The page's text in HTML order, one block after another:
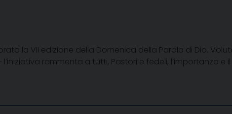
la VII edizione della Domenica della Parola di Dio.
rammenta a tutti, Pastori e fedeli, l’importanza e